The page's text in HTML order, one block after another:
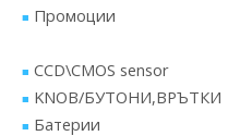
Промоции
CCD\CMOS sensor
KNOB/БУТОНИ,ВРЪТКИ
Батерии